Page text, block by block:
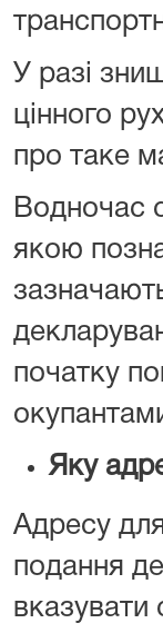
У разі
цінного
про таке
Водночас
якою
початку
Яку
Адресу
подання
вказувати